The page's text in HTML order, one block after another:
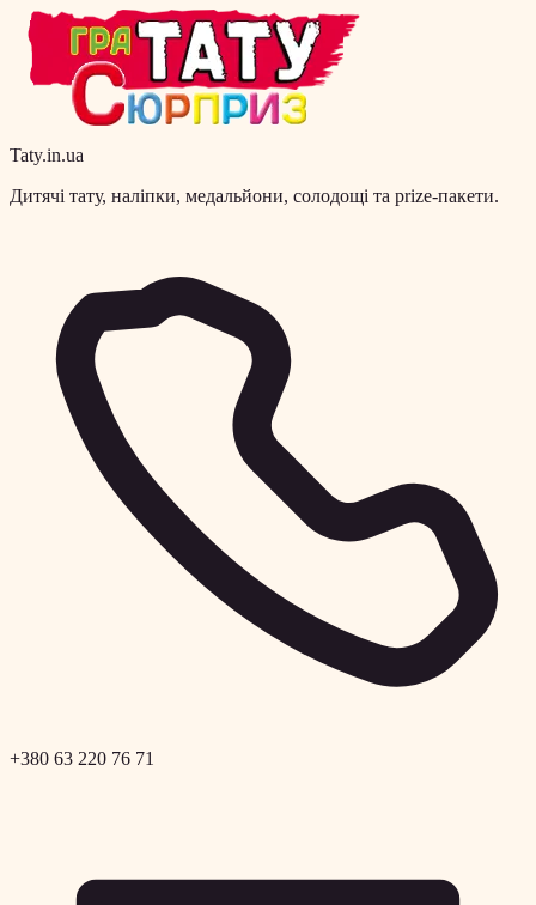
Taty.in.ua
Дитячі тату, наліпки, медальйони, солодощі та prize-пакети.
+380 63 220 76 71